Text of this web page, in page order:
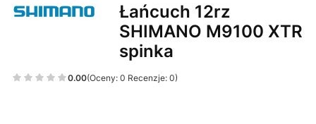
Łańcuch 12rz
SHIMANO M9100 XTR
spinka
0.00(Oceny: 0 Recenzje: 0)